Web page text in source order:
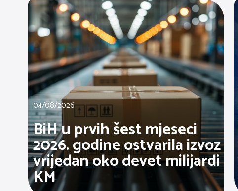
04/08/2026
BiH u prvih šest mjeseci
2026. godine ostvarila izvoz
vrijedan oko devet milijardi
KM